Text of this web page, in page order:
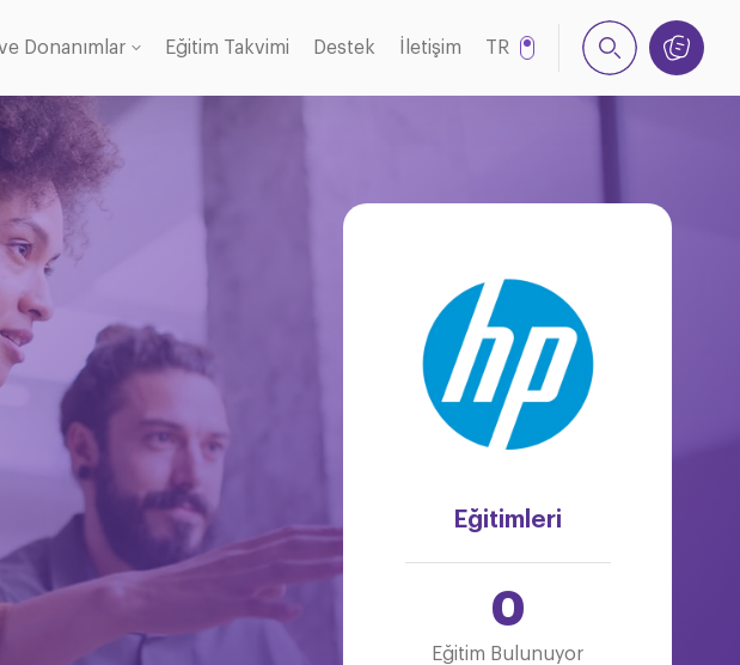
Donanımlar Eğitim Takvimi Destek İletişim
TR
Eğitimleri
0
Eğitim Bulunuyor